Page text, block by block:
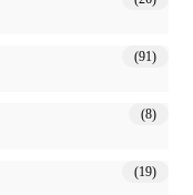
(91)
(8)
(19)